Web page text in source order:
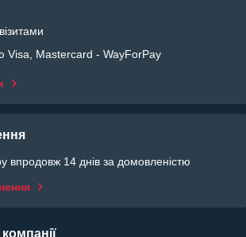
Visa, Mastercard - WayForPay
впродовж 14 днів за домовленістю